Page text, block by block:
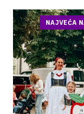
NAJVEĆA